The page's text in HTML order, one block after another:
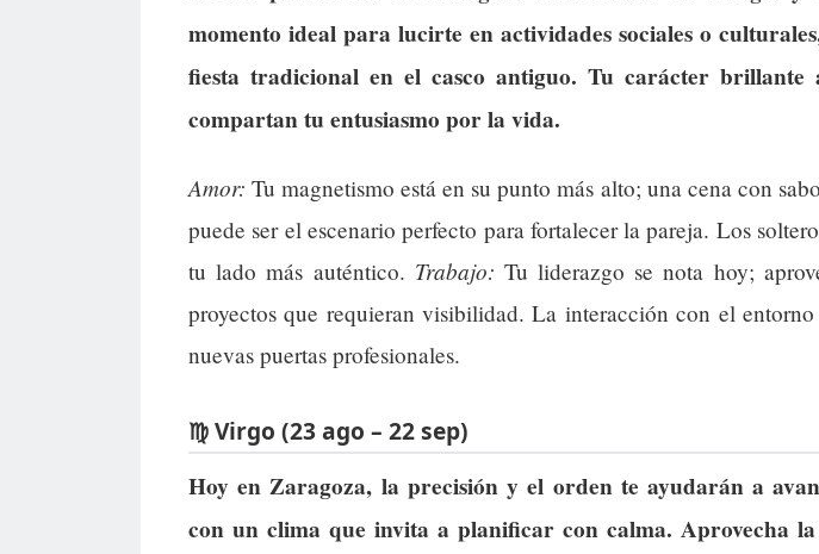
momento ideal para lucirte en actividades sociales o
fiesta tradicional en el casco antiguo. Tu carácter brillante
compartan tu entusiasmo por la vida.
Amor: Tu magnetismo está en su punto más alto; una cena con
puede ser el escenario perfecto para fortalecer la pareja. Los
tu lado más auténtico. Trabajo: Tu liderazgo se nota hoy;
proyectos que requieran visibilidad. La interacción con el
nuevas puertas profesionales.
♍ Virgo (23 ago – 22 sep)
Hoy en Zaragoza, la precisión y el orden te ayudarán a
con un clima que invita a planificar con calma. Aprovecha